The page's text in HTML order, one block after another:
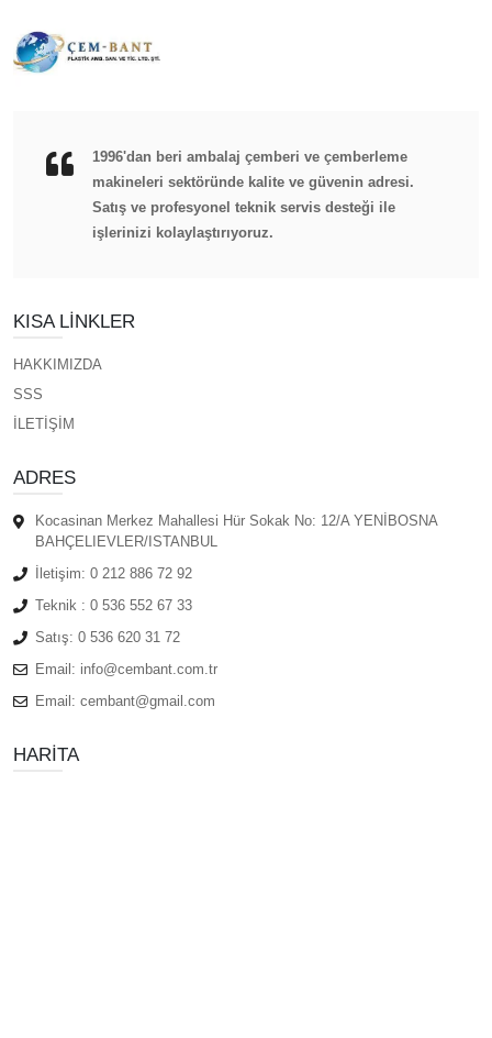
1996'dan beri ambalaj çemberi ve çemberleme
makineleri sektöründe kalite ve güvenin adresi.
Satış ve profesyonel teknik servis desteği ile
işlerinizi kolaylaştırıyoruz.
KISA LINKLER
HAKKIMIZDA
SSS
İLETİŞİM
ADRES
Kocasinan Merkez Mahallesi Hür Sokak No: 12/A YENİBOSNA
BAHÇELIEVLER/ISTANBUL
İletişim: 0 212 886 72 92
Teknik : 0 536 552 67 33
Satış: 0 536 620 31 72
Email: info@cembant.com.tr
Email: cembant@gmail.com
HARITA